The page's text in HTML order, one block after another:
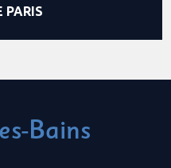
PARIS